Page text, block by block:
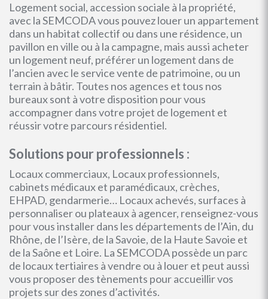
Logement social, accession sociale à la propriété,
avec la SEMCODA vous pouvez louer un appartement
dans un habitat collectif ou dans une résidence, un
pavillon en ville ou à la campagne, mais aussi acheter
un logement neuf, préférer un logement dans de
l’ancien avec le service vente de patrimoine, ou un
terrain à bâtir. Toutes nos agences et tous nos
bureaux sont à votre disposition pour vous
accompagner dans votre projet de logement et
réussir votre parcours résidentiel.
Solutions pour professionnels :
Locaux commerciaux, Locaux professionnels,
cabinets médicaux et paramédicaux, crèches,
EHPAD, gendarmerie… Locaux achevés, surfaces à
personnaliser ou plateaux à agencer, renseignez-vous
pour vous installer dans les départements de l’Ain, du
Rhône, de l’Isère, de la Savoie, de la Haute Savoie et
de la Saône et Loire. La SEMCODA possède un parc
de locaux tertiaires à vendre ou à louer et peut aussi
vous proposer des tènements pour accueillir vos
projets sur des zones d’activités.